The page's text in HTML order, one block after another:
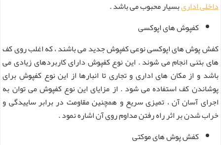
داخلی اداریبسیار محبوب می باشد .
کفپوش های اپوکسی
کفش پوش های اپوکسی نوعی کفپوش جدید می باشند ، که اغلب روی کف
های بتنی انجام می شوند . این نوع کفپوش دارای کاربردهای زیادی می
باشد و از مکان های اداری و تجاری تا انبارها از این نوع کفپوش برای
پوشاندن کف استفاده می شود . از مزایای این نوع کفپوش می توان به
اجرای آسان آن ، تمیزی سریع و همچنین مقاومت در برابر ساییدگی و
خراب شدن بر اثر راه رفتن مداوم روی آن اشاره نمود .
کفش پوش های موکتی